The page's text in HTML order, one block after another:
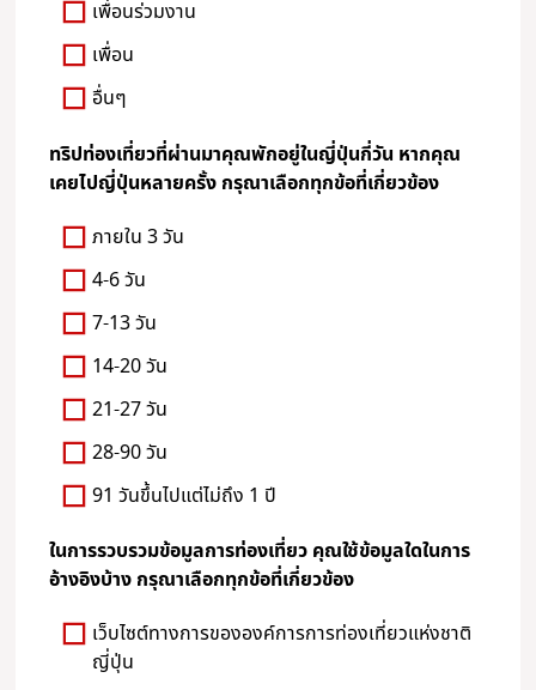
เพื่อนร่วมงาน
เพื่อน
อื่นๆ
ทริปท่องเที่ยวที่ผ่านมาคุณพักอยู่ในญี่ปุ่นกี่วัน หากคุณ
เคยไปญี่ปุ่นหลายครั้ง กรุณาเลือกทุกข้อที่เกี่ยวข้อง
ภายใน 3 วัน
4-6 วัน
7-13 วัน
14-20 วัน
21-27 วัน
28-90 วัน
91 วันขึ้นไปแต่ไม่ถึง 1 ปี
ในการรวบรวมข้อมูลการท่องเที่ยว คุณใช้ข้อมูลใดในการ
อ้างอิงบ้าง กรุณาเลือกทุกข้อที่เกี่ยวข้อง
เว็บไซต์ทางการขององค์การการท่องเที่ยวแห่งชาติ
ญี่ปุ่น